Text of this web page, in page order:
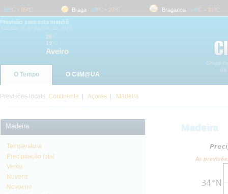
ºC- 35 ºC Braga 18 ºC- 27 ºC Bragança 14 ºC- 31 ºC
Previsão para esta manhã
26
19
Aveiro
O Tempo O CliM@UA
Previsões locais: Continente Açores Madeira
Madeira
Temperatura
Precipitação total
Vento
Nuvens
Nevoeiro
Madeira